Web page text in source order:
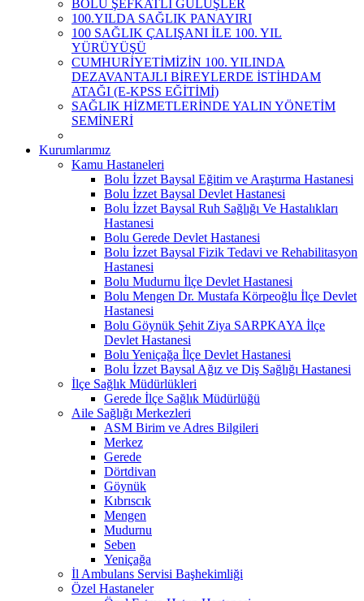
BOLU ŞEFKATLİ GÜLÜŞLER
100.YILDA SAĞLIK PANAYIRI
100 SAĞLIK ÇALIŞANI İLE 100. YIL
YÜRÜYÜŞÜ
CUMHURİYETİMİZİN 100. YILINDA
DEZAVANTAJLI BİREYLERDE İSTİHDAM
ATAĞI (E-KPSS EĞİTİMİ)
SAĞLIK HİZMETLERİNDE YALIN YÖNETİM
SEMİNERİ
Kurumlarımız
Kamu Hastaneleri
Bolu İzzet Baysal Eğitim ve Araştırma Hastanesi
Bolu İzzet Baysal Devlet Hastanesi
Bolu İzzet Baysal Ruh Sağlığı Ve Hastalıkları
Hastanesi
Bolu Gerede Devlet Hastanesi
Bolu İzzet Baysal Fizik Tedavi ve Rehabilitasyon
Hastanesi
Bolu Mudurnu İlçe Devlet Hastanesi
Bolu Mengen Dr. Mustafa Körpeoğlu İlçe Devlet
Hastanesi
Bolu Göynük Şehit Ziya SARPKAYA İlçe
Devlet Hastanesi
Bolu Yeniçağa İlçe Devlet Hastanesi
Bolu İzzet Baysal Ağız ve Diş Sağlığı Hastanesi
İlçe Sağlık Müdürlükleri
Gerede İlçe Sağlık Müdürlüğü
Aile Sağlığı Merkezleri
ASM Birim ve Adres Bilgileri
Merkez
Gerede
Dörtdivan
Göynük
Kıbrıscık
Mengen
Mudurnu
Seben
Yeniçağa
İl Ambulans Servisi Başhekimliği
Özel Hastaneler